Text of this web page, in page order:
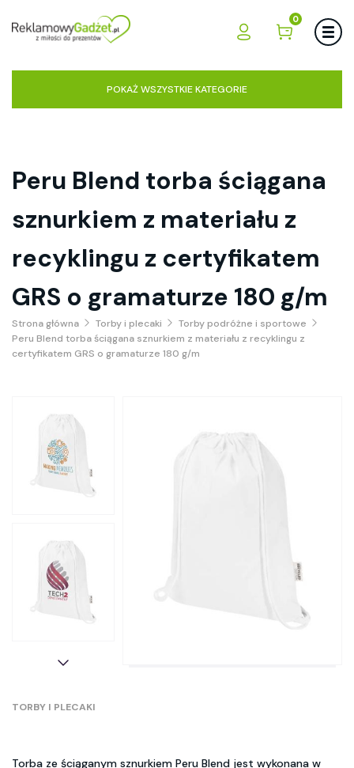
0
POKAŻ WSZYSTKIE KATEGORIE
Peru Blend torba ściągana
sznurkiem z materiału z
recyklingu z certyfikatem
GRS o gramaturze 180 g/m
Strona główna Torby i plecaki
Torby podróżne i sportowe
Peru Blend torba ściągana sznurkiem z materiału z recyklingu z
certyfikatem GRS o gramaturze 180 g/m
TORBY I PLECAKI
Torba ze ściąganym sznurkiem Peru Blend jest wykonana w